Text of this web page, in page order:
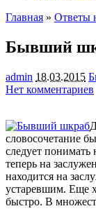
Главная » Ответы
Бывший
admin 18.03.2015
Нет комментариев
словосочетание
следует
теперь на
находится на
устаревшим. Еще
быстро. В